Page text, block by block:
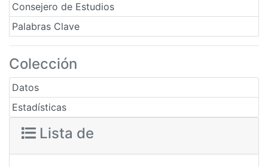
Consejero de Estudios
Palabras Clave
Colección
Datos
Estadísticas
Lista de